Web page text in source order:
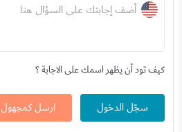
أضف إجابتك على السؤال هنا
كيف تود أن يظهر اسمك على الاجابة ؟
سجّل الدخول ارسل كمجهول